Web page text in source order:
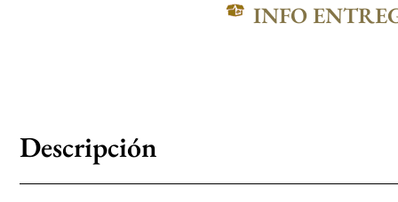
INFO
Descripción